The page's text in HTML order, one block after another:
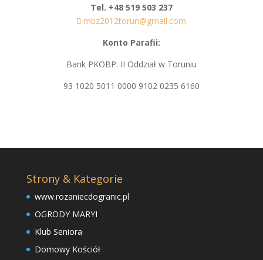
Tel. +48 519 503 237
mbz2012torun@gmail.com
Konto Parafii:
Bank PKOBP. II Oddział w Toruniu
93 1020 5011 0000 9102 0235 6160
Strony & Kategorie
www.rozaniecdogranic.pl
OGRODY MARYI
Klub Seniora
Domowy Kościół